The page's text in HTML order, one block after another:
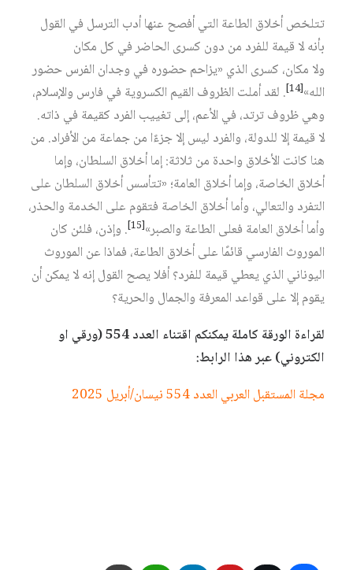
تتلخص أخلاق الطاعة التي أفصح عنها أدب الترسل في القول
بأنه لا قيمة للفرد من دون كسرى الحاضر في كل مكان
ولا مكان، كسرى الذي «يزاحم حضوره في وجدان الفرس حضور
الله»‏[14]
. لقد أملت الظروف القيم الكسروية في فارس والإسلام،
وهي ظروف ترتد، في الأعم، إلى تغييب الفرد كقيمة في ذاته.
لا قيمة إلا للدولة، والفرد ليس إلا جزءًا من جماعة من الأفراد. من
هنا كانت الأخلاق واحدة من ثلاثة: إما أخلاق السلطان، وإما
أخلاق الخاصة، وإما أخلاق العامة؛ «تتأسس أخلاق السلطان على
التفرد والتعالي، وأما أخلاق الخاصة فتقوم على الخدمة والحذر،
وأما أخلاق العامة فعلى الطاعة والصبر»‏[15]
. وإذن، فلئن كان
الموروث الفارسي قائمًا على أخلاق الطاعة، فماذا عن الموروث
اليوناني الذي يعطي قيمة للفرد؟ أفلا يصح القول إنه لا يمكن أن
يقوم إلا على قواعد المعرفة والجمال والحرية؟
لقراءة الورقة كاملة يمكنكم اقتناء العدد 554 (ورقي او
الكتروني) عبر هذا الرابط:
مجلة المستقبل العربي العدد 554 نيسان/أبريل 2025